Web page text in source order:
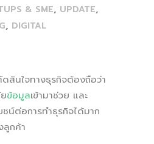
& SME, UPDATE,
, DIGITAL
สินใจทางธุรกิจต้องถือว่า
ข้อมูลเข้ามาช่วย และ
ชน์ต่อการทำธุรกิจได้มาก
กค้า